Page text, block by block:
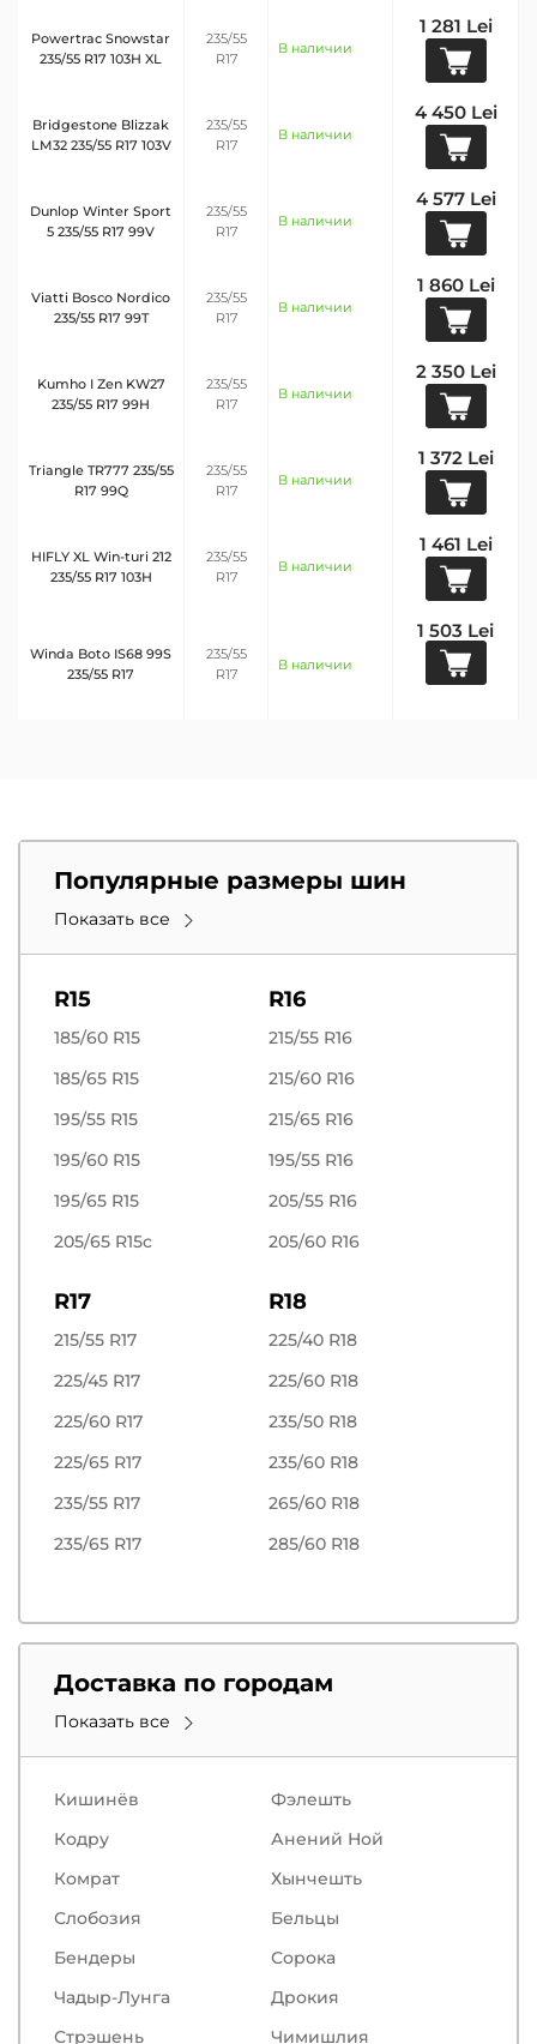
Powertrac Snowstar
235/55 R17 103H XL
235/55
R17
В наличии
1 281 Lei
Bridgestone Blizzak
LM32 235/55 R17 103V
235/55
R17
В наличии
4 450 Lei
Dunlop Winter Sport
5 235/55 R17 99V
235/55
R17
В наличии
4 577 Lei
Viatti Bosco Nordico
235/55 R17 99T
235/55
R17
В наличии
1 860 Lei
Kumho I Zen KW27
235/55 R17 99H
235/55
R17
В наличии
2 350 Lei
Triangle TR777 235/55
R17 99Q
235/55
R17
В наличии
1 372 Lei
HIFLY XL Win-turi 212
235/55 R17 103H
235/55
R17
В наличии
1 461 Lei
Winda Boto IS68 99S
235/55 R17
235/55
R17
В наличии
1 503 Lei
Популярные размеры шин
Показать все
R15
185/60 R15
185/65 R15
195/55 R15
195/60 R15
195/65 R15
205/65 R15c
R16
215/55 R16
215/60 R16
215/65 R16
195/55 R16
205/55 R16
205/60 R16
R17
215/55 R17
225/45 R17
225/60 R17
225/65 R17
235/55 R17
235/65 R17
R18
225/40 R18
225/60 R18
235/50 R18
235/60 R18
265/60 R18
285/60 R18
Доставка по городам
Показать все
Кишинёв
Фэлешть
Кодру
Анений Ной
Комрат
Хынчешть
Слобозия
Бельцы
Бендеры
Сорокa
Чадыр-Лунга
Дрокия
Стрэшень
Чимишлия